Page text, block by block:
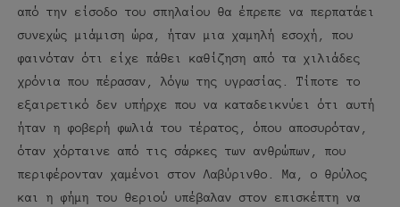
από την είσοδο του σπηλαίου θα έπρεπε να περπατάει
συνεχώς μιάμιση ώρα, ήταν μια χαμηλή εσοχή, που
φαινόταν ότι είχε πάθει καθίζηση από τα χιλιάδες
χρόνια που πέρασαν, λόγω της υγρασίας. Τίποτε το
εξαιρετικό δεν υπήρχε που να καταδεικνύει ότι αυτή
ήταν η φοβερή φωλιά του τέρατος, όπου αποσυρόταν,
όταν χόρταινε από τις σάρκες των ανθρώπων, που
περιφέρονταν χαμένοι στον Λαβύρινθο. Μα, ο θρύλος
και η φήμη του θεριού υπέβαλαν στον επισκέπτη να